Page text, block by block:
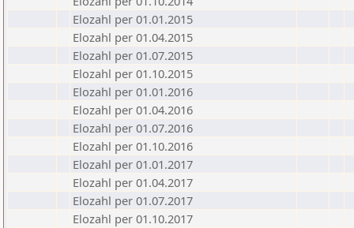
Elozahl per 01.01.2015
Elozahl per 01.04.2015
Elozahl per 01.07.2015
Elozahl per 01.10.2015
Elozahl per 01.01.2016
Elozahl per 01.04.2016
Elozahl per 01.07.2016
Elozahl per 01.10.2016
Elozahl per 01.01.2017
Elozahl per 01.04.2017
Elozahl per 01.07.2017
Elozahl per 01.10.2017